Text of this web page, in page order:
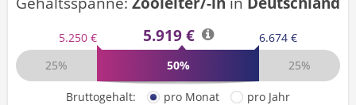
5.250 € 5.919 €
6.674 €
25%
50% 25%
Bruttogehalt: pro Monat
pro Jahr